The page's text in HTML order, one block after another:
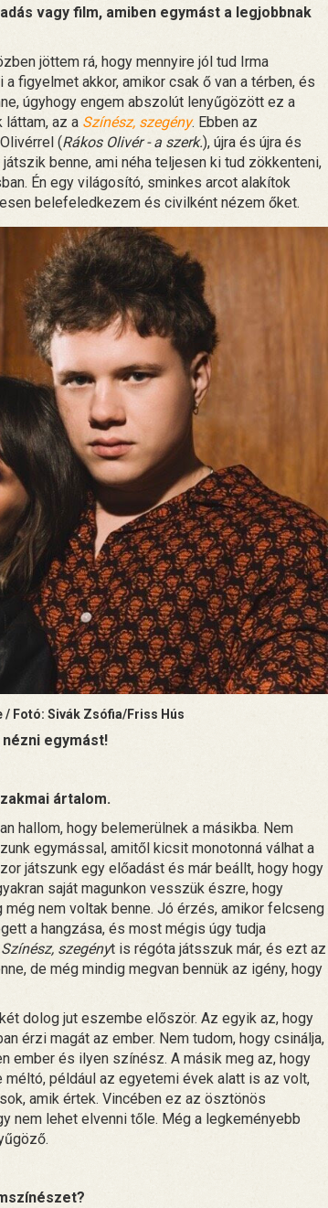
vagy film, amiben egymást a legjobbnak
jöttem rá, hogy mennyire jól tud Irma
figyelmet akkor, amikor csak ő van a térben, és
úgyhogy engem abszolút lenyűgözött ez a
láttam, az a Színész, szegény. Ebben az
(Rákos Olivér - a szerk.), újra és újra és
benne, ami néha teljesen ki tud zökkenteni,
Én egy világosító, sminkes arcot alakítok
belefeledkezem és civilként nézem őket.
/ Fotó: Sivák Zsófia/Friss Hús
egymást!
ártalom.
hallom, hogy belemerülnek a másikba. Nem
egymással, amitől kicsit monotonná válhat a
játszunk egy előadást és már beállt, hogy hogy
saját magunkon vesszük észre, hogy
nem voltak benne. Jó érzés, amikor felcseng
a hangzása, és most mégis úgy tudja
Színész, szegényt is régóta játsszuk már, és ezt az
de még mindig megvan bennük az igény, hogy
dolog jut eszembe először. Az egyik az, hogy
érzi magát az ember. Nem tudom, hogy csinálja,
ember és ilyen színész. A másik meg az, hogy
például az egyetemi évek alatt is az volt,
amik értek. Vincében ez az ösztönös
nem lehet elvenni tőle. Még a legkeményebb